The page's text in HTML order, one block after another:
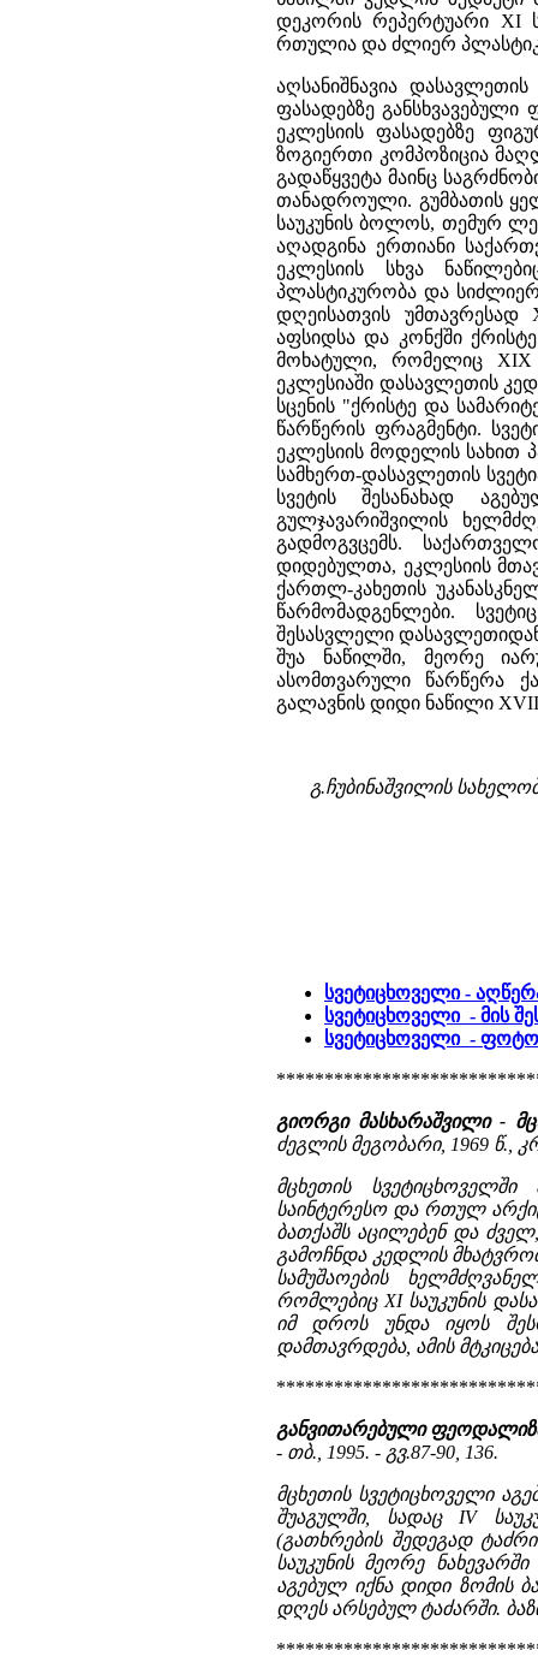
დეკორის რეპერტუარი XI
რთულია და ძლიერ
აღსანიშნავია
ფასადებზე განსხვავებული
ეკლესიის ფასადებზე
ზოგიერთი კომპოზიცია
გადაწყვეტა მაინც
თანადროული. გუმბათის
საუკუნის ბოლოს, თემურ
აღადგინა ერთიანი
ეკლესიის სხვა
პლასტიკურობა და
დღეისათვის უმთავრესად
აფსიდსა და კონქში
მოხატული, რომელიც XIX
ეკლესიაში დასავლეთის
სცენის "ქრისტე და
წარწერის ფრაგმენტი.
ეკლესიის მოდელის სახით
სამხერთ-დასავლეთის
სვეტის შესანახად
გულჯავარიშვილის
გადმოგვცემს.
დიდებულთა, ეკლესიის
ქართლ-კახეთის
წარმომადგენლები.
შესასვლელი
შუა ნაწილში, მეორე
ასომთვარული წარწერა
გალავნის დიდი ნაწილი
გ.ჩუბინაშვილის
სვეტიცხოველი -
სვეტიცხოველი - მის
სვეტიცხოველი -
გიორგი მასხარაშვილი -
ძეგლის მეგობარი, 1969 წ.,
მცხეთის სვეტიცხოველში
საინტერესო და რთულ
ბათქაშს აცილებენ და
გამოჩნდა კედლის
სამუშაოების
რომლებიც XI საუკუნის
იმ დროს უნდა იყოს
დამთავრდება, ამის
განვითარებული
- თბ., 1995. - გვ.87-90, 136.
მცხეთის სვეტიცხოველი
შუაგულში, სადაც IV
(გათხრების შედეგად
საუკუნის მეორე
აგებულ იქნა დიდი ზომის
დღეს არსებულ ტაძარში.